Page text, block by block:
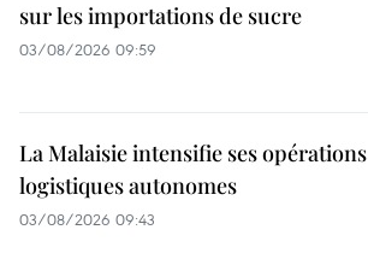
sur les importations de sucre
03/08/2026 09:59
La Malaisie intensifie ses opérations
logistiques autonomes
03/08/2026 09:43